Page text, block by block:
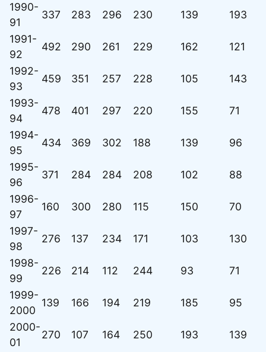
1990-
91
337 283 296 230 139
193
1991-
92
492 290 261 229 162
121
1992-
93
459 351 257 228 105
143
1993-
94
478 401 297 220 155
71
1994-
95
434 369 302 188 139
96
1995-
96
371 284 284 208 102
88
1996-
97
160 300 280 115 150
70
1997-
98
276 137 234 171 103
130
1998-
99
226 214 112 244 93
71
1999-
2000
139 166 194 219 185
95
2000-
01
270 107 164 250 193
139